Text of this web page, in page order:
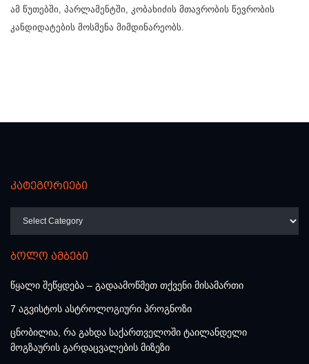
ამ წუთებში, პარლამენტში, კობახიძის მთავრობის წევრობის
კანდიდატების მოსმენა მიმდინარეობს.
კატეგორიები
ბოლო ამბები
წყალი შეწყდება – გადაამოწმეთ თქვენი მისამართი
7 აგვისტოს ასტროლოგიური პროგნოზი
ცნობილია, რა გახდა საქართველოში ტაილანდელი
მოგზაურის გარდაცვალების მიზეზი